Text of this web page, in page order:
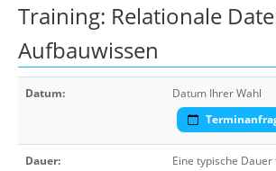
Training: Relationale
Aufbauwissen
Datum:
Datum Ihrer Wahl
Dauer:
Eine typische